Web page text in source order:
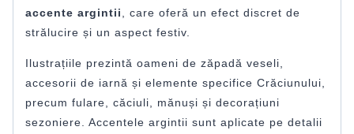
accente argintii
, care oferă un efect discret de
strălucire și un aspect festiv.
Ilustrațiile prezintă oameni de zăpadă veseli,
accesorii de iarnă și elemente specifice Crăciunului,
precum fulare, căciuli, mănuși și decorațiuni
sezoniere. Accentele argintii sunt aplicate pe detalii